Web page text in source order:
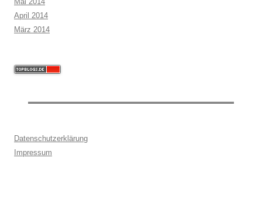
April 2014
März 2014
Datenschutzerklärung
Impressum